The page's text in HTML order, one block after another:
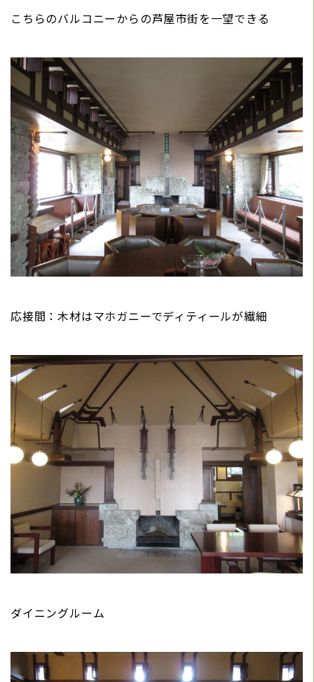
こちらのバルコニーからの芦屋市街を一望できる
応接間：木材はマホガニーでディティールが繊細
ダイニングルーム